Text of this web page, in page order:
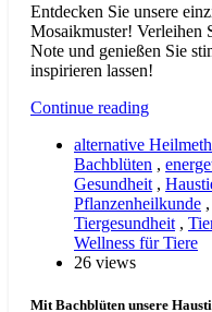
Entdecken Sie unsere
Mosaikmuster! Verleihen
Note und genießen Sie
inspirieren lassen!
Continue reading
alternative
Bachblüten ,
Gesundheit ,
Pflanzenheilkunde ,
Tiergesundheit ,
Wellness für Tiere
26 views
Mit Bachblüten unsere